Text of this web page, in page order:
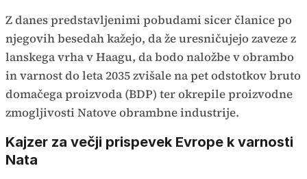
Z danes predstavljenimi pobudami sicer članice po
njegovih besedah kažejo, da že uresničujejo zaveze z
lanskega vrha v Haagu, da bodo naložbe v obrambo
in varnost do leta 2035 zvišale na pet odstotkov bruto
domačega proizvoda (BDP) ter okrepile proizvodne
zmogljivosti Natove obrambne industrije.
Kajzer za večji prispevek Evrope k varnosti
Nata